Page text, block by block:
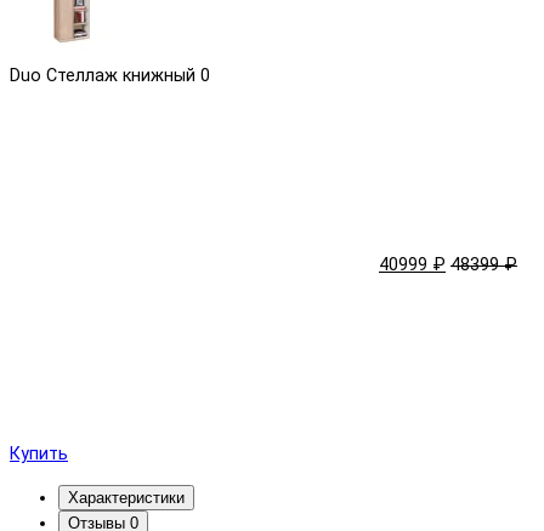
Duo Стеллаж книжный 0
40999 ₽ 48399 ₽
Купить
Характеристики
Отзывы 0